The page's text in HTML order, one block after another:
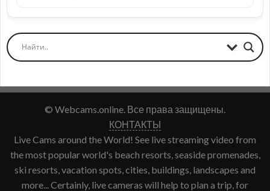
© Webcams.online. Все права защищены.
КОНТАКТЫ
Live Cams around the World! See live streaming video from
the most popular world's beach resorts, seaside promenades,
ski resorts, vacation spots, cities, buildings, landscapes and
more... Certainly, live cameras will help to plan a trip, for